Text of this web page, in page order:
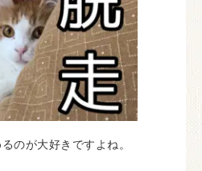
のが大好きですよね。